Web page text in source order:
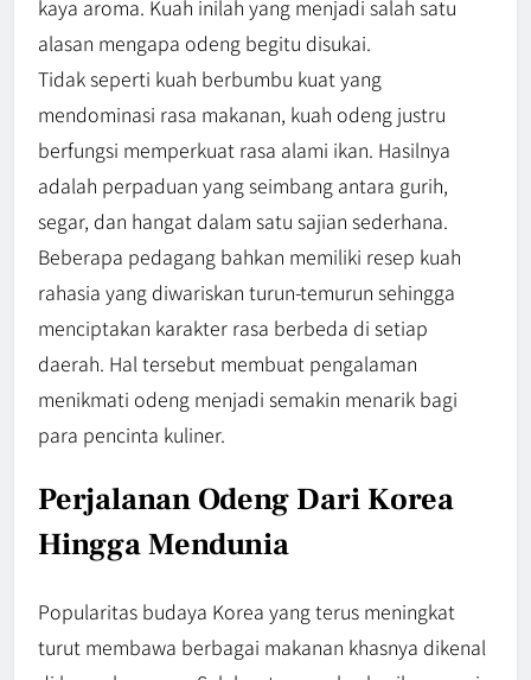
kaya aroma. Kuah inilah yang menjadi salah satu
alasan mengapa odeng begitu disukai.
Tidak seperti kuah berbumbu kuat yang
mendominasi rasa makanan, kuah odeng justru
berfungsi memperkuat rasa alami ikan. Hasilnya
adalah perpaduan yang seimbang antara gurih,
segar, dan hangat dalam satu sajian sederhana.
Beberapa pedagang bahkan memiliki resep kuah
rahasia yang diwariskan turun-temurun sehingga
menciptakan karakter rasa berbeda di setiap
daerah. Hal tersebut membuat pengalaman
menikmati odeng menjadi semakin menarik bagi
para pencinta kuliner.
Perjalanan Odeng Dari Korea
Hingga Mendunia
Popularitas budaya Korea yang terus meningkat
turut membawa berbagai makanan khasnya dikenal